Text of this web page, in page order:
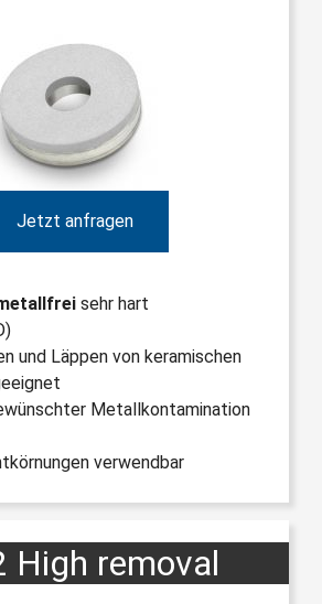
Jetzt anfragen
sehr hart
und Läppen von keramischen
Metallkontamination
verwendbar
High removal